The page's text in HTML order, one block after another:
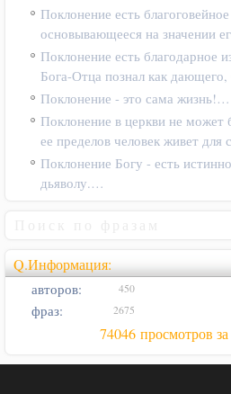
Поклонение есть
основывающееся на значении
Поклонение есть благодарное
Бога-Отца познал как
Поклонение - это сама жизнь!…
Поклонение в церкви не может
ее пределов человек живет для
Поклонение Богу - есть
дьяволу.…
Q.Информация:
авторов: 450
фраз: 2675
74046 просмотров